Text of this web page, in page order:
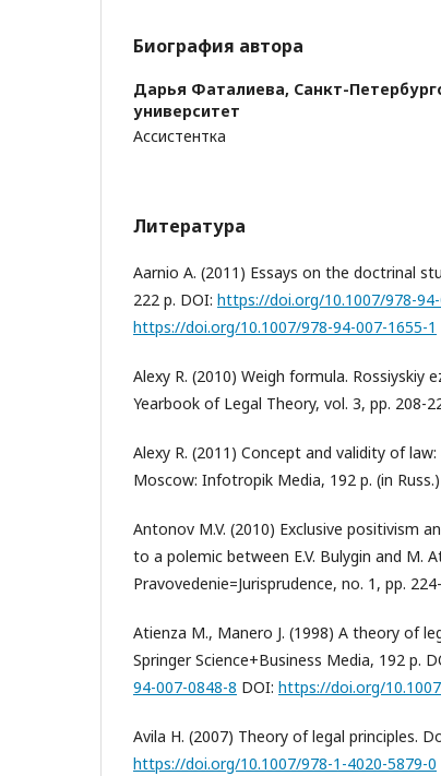
Биография автора
Дарья Фаталиева, Санкт-
университет
Ассистентка
Литература
Aarnio A. (2011) Essays on the doctrinal
222 p. DOI: https://doi.org/10.1007/978-94-
https://doi.org/10.1007/978-94-007-1655-1
Alexy R. (2010) Weigh formula. Rossiyskiy
Yearbook of Legal Theory, vol. 3, pp. 208-
Alexy R. (2011) Concept and validity of
Moscow: Infotropik Media, 192 p. (in Russ.)
Antonov M.V. (2010) Exclusive positivism
to a polemic between E.V. Bulygin and M.
Pravovedenie=Jurisprudence, no. 1, pp.
Atienza M., Manero J. (1998) A theory of
Springer Science+Business Media, 192 p.
94-007-0848-8 DOI: https://doi.org/
Avila H. (2007) Theory of legal principles.
https://doi.org/10.1007/978-1-4020-5879-0